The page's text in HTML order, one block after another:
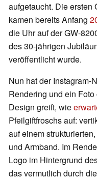
aufgetaucht. Die ersten
kamen bereits Anfang
die Uhr auf der GW-
des 30-jährigen
veröffentlicht wurde.
Nun hat der Instagram-
Rendering und ein
Design greift, wie
Pfeilgiftfroschs auf:
auf einem
und Armband. Im
Logo im Hintergrund
das vermutlich durch